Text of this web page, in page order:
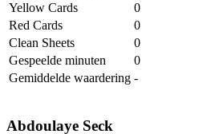
Yellow Cards
0
Red Cards
0
Clean Sheets
0
Gespeelde minuten
0
Gemiddelde waardering -
Abdoulaye Seck